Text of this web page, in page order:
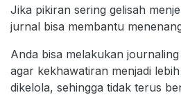
Jika pikiran sering gelisah
jurnal bisa membantu
Anda bisa melakukan
agar kekhawatiran menjadi
dikelola, sehingga tidak terus